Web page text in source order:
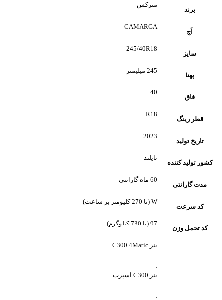
برند
مترکس
آج
CAMARGA
سایز
245/40R18
پهنا
245 میلیمتر
فاق
40
قطر رینگ
R18
تاریخ تولید
2023
کشور تولید کننده
تایلند
مدت گارانتی
60 ماه گارانتی
کد سرعت
W (تا 270 کلیومتر بر ساعت)
کد تحمل وزن
97 (تا 730 کیلوگرم)
بنز C300 4Matic
,
بنز C300 اسپرت
,